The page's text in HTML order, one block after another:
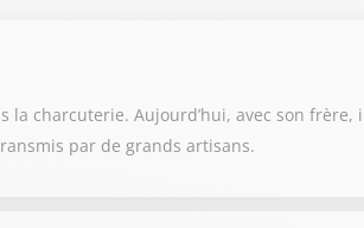
charcuterie. Aujourd’hui, avec son frère,
par de grands artisans.